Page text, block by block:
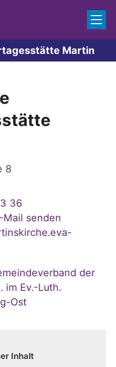
Martin
8
36
Mail senden
der
im Ev.-Luth.
Ost
Inhalt